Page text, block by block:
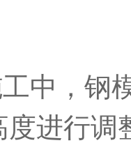
中，钢
进行调